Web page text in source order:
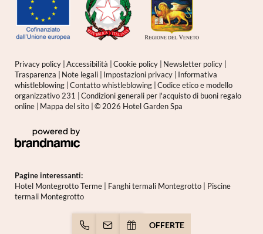
OFFERTE
Privacy policy Accessibilità Cookie policy Newsletter policy
Trasparenza
Note legali Impostazioni privacy
Informativa
whistleblowing Contatto whistleblowing Codice etico e modello
organizzativo 231
Condizioni generali per l'acquisto di buoni regalo
online
Mappa del sito © 2026 Hotel Garden Spa
Pagine interessanti:
Hotel Montegrotto Terme
Fanghi termali Montegrotto
Piscine
termali Montegrotto